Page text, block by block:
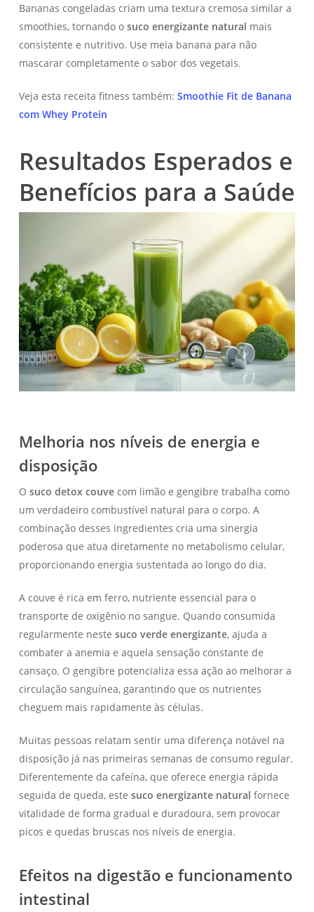
Bananas congeladas criam uma textura cremosa similar a
smoothies, tornando o suco energizante natural mais
consistente e nutritivo. Use meia banana para não
mascarar completamente o sabor dos vegetais.
Veja esta receita fitness também: Smoothie Fit de Banana
com Whey Protein
Resultados Esperados e
Benefícios para a Saúde
Melhoria nos níveis de energia e
disposição
O suco detox couvecom limão e gengibre trabalha como
um verdadeiro combustível natural para o corpo. A
combinação desses ingredientes cria uma sinergia
poderosa que atua diretamente no metabolismo celular,
proporcionando energia sustentada ao longo do dia.
A couve é rica em ferro, nutriente essencial para o
transporte de oxigênio no sangue. Quando consumida
regularmente neste suco verde energizante, ajuda a
combater a anemia e aquela sensação constante de
cansaço. O gengibre potencializa essa ação ao melhorar a
circulação sanguínea, garantindo que os nutrientes
cheguem mais rapidamente às células.
Muitas pessoas relatam sentir uma diferença notável na
disposição já nas primeiras semanas de consumo regular.
Diferentemente da cafeína, que oferece energia rápida
seguida de queda, este suco energizante natural fornece
vitalidade de forma gradual e duradoura, sem provocar
picos e quedas bruscas nos níveis de energia.
Efeitos na digestão e funcionamento
intestinal